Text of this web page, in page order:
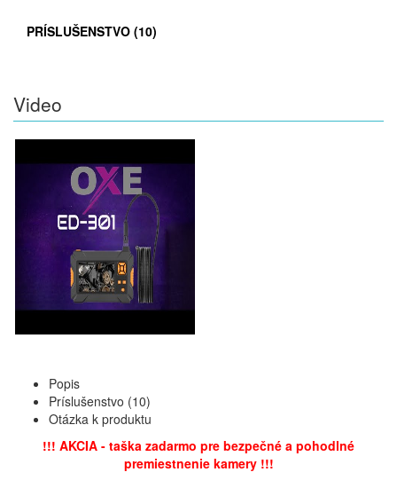
PRÍSLUŠENSTVO (10)
Video
Popis
Príslušenstvo (10)
Otázka k produktu
!!! AKCIA - taška zadarmo pre bezpečné a pohodlné
premiestnenie kamery !!!